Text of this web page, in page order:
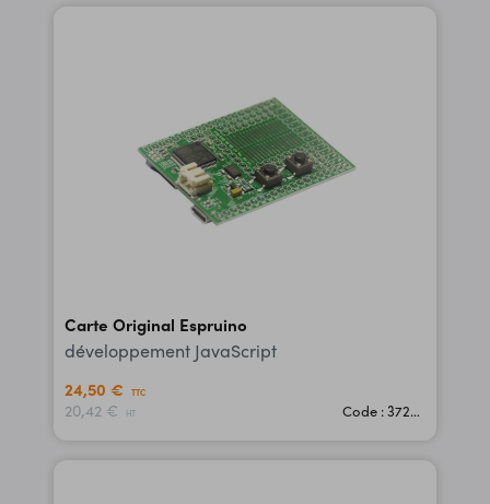
Carte Original Espruino
développement JavaScript
24,50 €
TTC
20,42 € HT Code : 37230